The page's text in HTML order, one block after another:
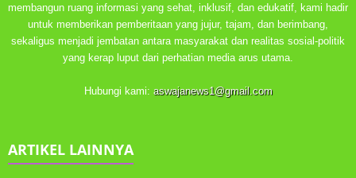
membangun ruang informasi yang sehat, inklusif, dan edukatif, kami hadir
untuk memberikan pemberitaan yang jujur, tajam, dan berimbang,
sekaligus menjadi jembatan antara masyarakat dan realitas sosial-politik
yang kerap luput dari perhatian media arus utama.
Hubungi kami: aswajanews1@gmail.com
ARTIKEL LAINNYA